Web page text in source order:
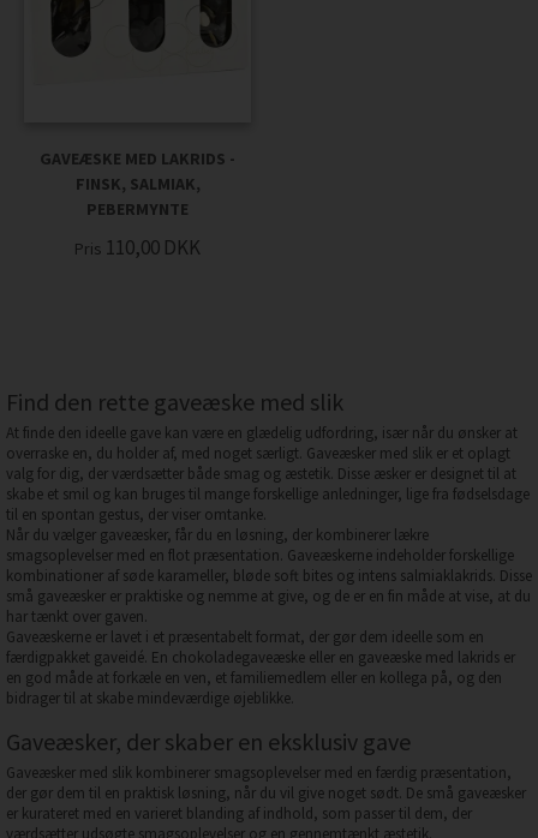
GAVEÆSKE MED LAKRIDS -
FINSK, SALMIAK,
PEBERMYNTE
Pris 110,00 DKK
Find den rette gaveæske med slik
At finde den ideelle gave kan være en glædelig udfordring, især når du ønsker at
overraske en, du holder af, med noget særligt. Gaveæsker med slik er et oplagt
valg for dig, der værdsætter både smag og æstetik. Disse æsker er designet til at
skabe et smil og kan bruges til mange forskellige anledninger, lige fra fødselsdage
til en spontan gestus, der viser omtanke.
Når du vælger gaveæsker, får du en løsning, der kombinerer lækre
smagsoplevelser med en flot præsentation. Gaveæskerne indeholder forskellige
kombinationer af søde karameller, bløde soft bites og intens salmiaklakrids. Disse
små gaveæsker er praktiske og nemme at give, og de er en fin måde at vise, at du
har tænkt over gaven.
Gaveæskerne er lavet i et præsentabelt format, der gør dem ideelle som en
færdigpakket gaveidé. En chokoladegaveæske eller en gaveæske med lakrids er
en god måde at forkæle en ven, et familiemedlem eller en kollega på, og den
bidrager til at skabe mindeværdige øjeblikke.
Gaveæsker, der skaber en eksklusiv gave
Gaveæsker med slik kombinerer smagsoplevelser med en færdig præsentation,
der gør dem til en praktisk løsning, når du vil give noget sødt. De små gaveæsker
er kurateret med en varieret blanding af indhold, som passer til dem, der
værdsætter udsøgte smagsoplevelser og en gennemtænkt æstetik.